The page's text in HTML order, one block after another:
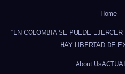
Home
“EN COLOMBIA SE PUEDE
HAY LIBERTAD DE
About Us